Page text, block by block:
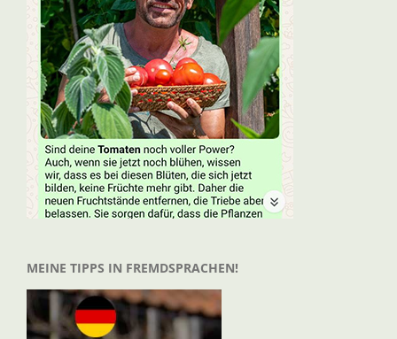
MEINE TIPPS IN FREMDSPRACHEN!